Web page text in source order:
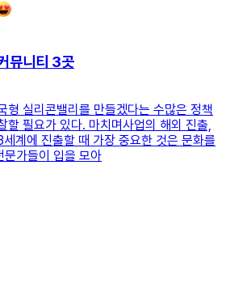
뮤니티 3곳
형 실리콘밸리를 만들겠다는 수많은 정책
할 필요가 있다. 마치며사업의 해외 진출,
계에 진출할 때 가장 중요한 것은 문화를
문가들이 입을 모아